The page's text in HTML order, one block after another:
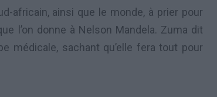
africain, ainsi que le monde, à prier pour
l’on donne à Nelson Mandela. Zuma dit
médicale, sachant qu’elle fera tout pour